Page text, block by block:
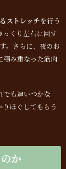
ストレッチを行う
っくり左右に回す
。さらに、夜のお
積み重なった筋肉
でも追いつかな
ほぐしてもらう
か